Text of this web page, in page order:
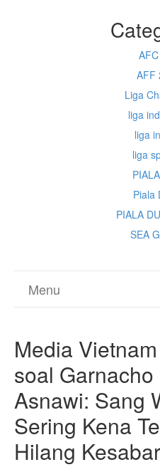
AFF
Liga
liga
liga
liga
Piala
PIALA
SEA
Menu
Media
soal
Asnawi: Sang
Sering Kena
Hilang